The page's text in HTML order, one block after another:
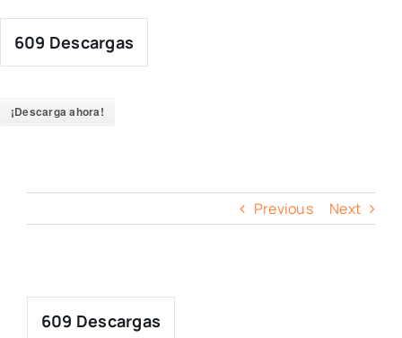
content
609 Descargas
¡Descarga ahora!
Previous Next
609 Descargas